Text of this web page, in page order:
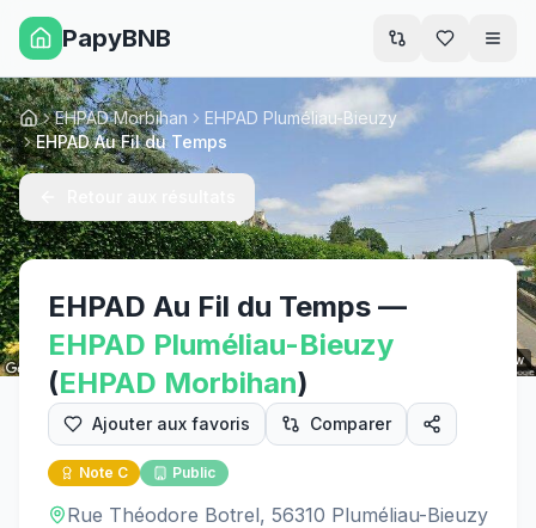
PapyBNB
Street View
AccueilEHPAD Morbihan
EHPAD Pluméliau-Bieuzy
EHPAD Au Fil du Temps
EHPAD Au Fil du Temps —
EHPAD Pluméliau-Bieuzy
(EHPAD Morbihan)
Ajouter aux favoris Comparer
Note C Public
Rue Théodore Botrel, 56310 Pluméliau-Bieuzy